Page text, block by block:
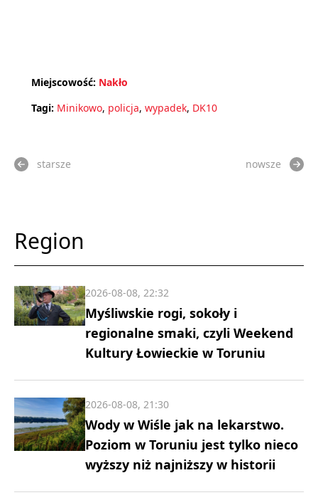
Miejscowość: Nakło
Tagi: Minikowo, policja, wypadek, DK10
starsze nowsze
Region
Myśliwskie rogi, sokoły i
regionalne smaki, czyli Weekend
Kultury Łowieckie w Toruniu
2026-08-08, 22:32
Wody w Wiśle jak na lekarstwo.
Poziom w Toruniu jest tylko nieco
wyższy niż najniższy w historii
2026-08-08, 21:30